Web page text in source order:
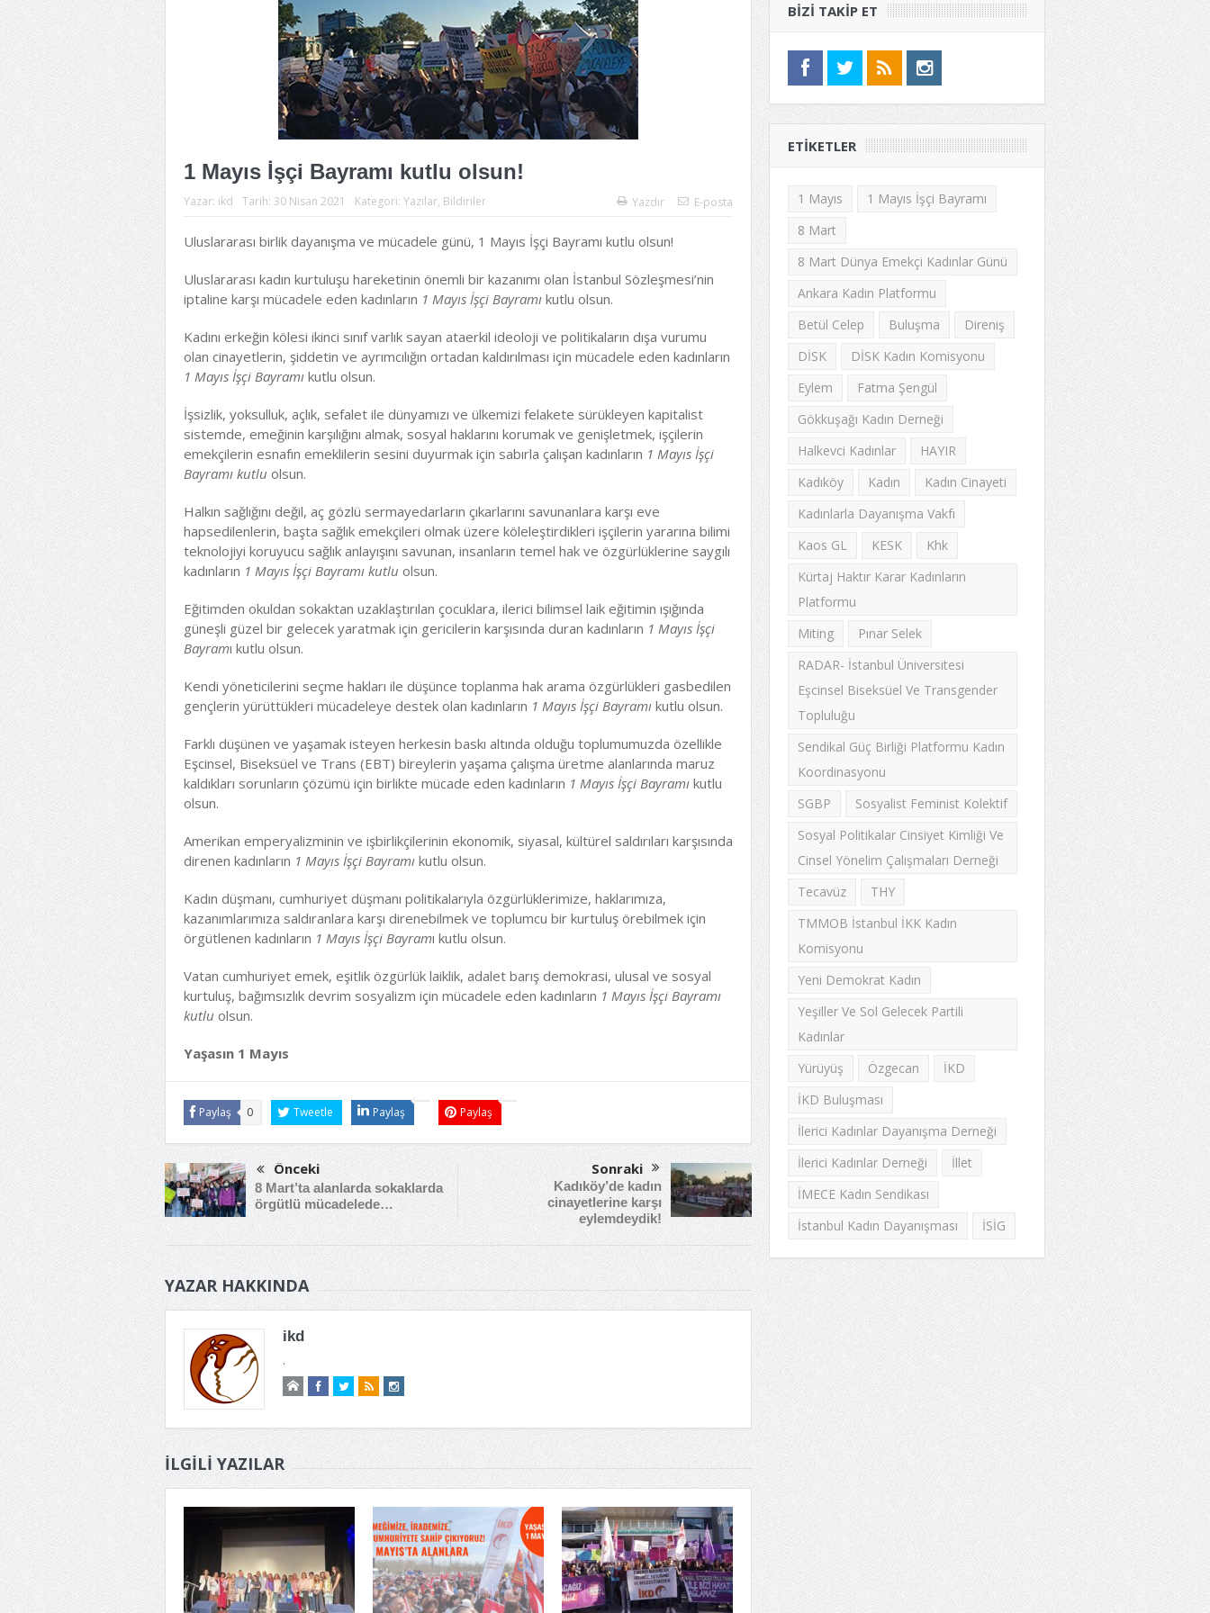
1 Mayıs İşçi Bayramı kutlu olsun!
Yazar: ikd Tarih: 30 Nisan 2021 Kategori: Yazılar, Bildiriler Yazdır E-posta
Uluslararası birlik dayanışma ve mücadele günü, 1 Mayıs İşçi Bayramı kutlu olsun!
Uluslararası kadın kurtuluşu hareketinin önemli bir kazanımı olan İstanbul Sözleşmesi’nin
iptaline karşı mücadele eden kadınların 1 Mayıs İşçi Bayramı kutlu olsun.
Kadını erkeğin kölesi ikinci sınıf varlık sayan ataerkil ideoloji ve politikaların dışa vurumu
olan cinayetlerin, şiddetin ve ayrımcılığın ortadan kaldırılması için mücadele eden kadınların
1 Mayıs İşçi Bayramı kutlu olsun.
İşsizlik, yoksulluk, açlık, sefalet ile dünyamızı ve ülkemizi felakete sürükleyen kapitalist
sistemde, emeğinin karşılığını almak, sosyal haklarını korumak ve genişletmek, işçilerin
emekçilerin esnafın emeklilerin sesini duyurmak için sabırla çalışan kadınların 1 Mayıs İşçi
Bayramı kutlu olsun.
Halkın sağlığını değil, aç gözlü sermayedarların çıkarlarını savunanlara karşı eve
hapsedilenlerin, başta sağlık emekçileri olmak üzere köleleştirdikleri işçilerin yararına bilimi
teknolojiyi koruyucu sağlık anlayışını savunan, insanların temel hak ve özgürlüklerine saygılı
kadınların 1 Mayıs İşçi Bayramı kutlu olsun.
Eğitimden okuldan sokaktan uzaklaştırılan çocuklara, ilerici bilimsel laik eğitimin ışığında
güneşli güzel bir gelecek yaratmak için gericilerin karşısında duran kadınların 1 Mayıs İşçi
Bayramı kutlu olsun.
Kendi yöneticilerini seçme hakları ile düşünce toplanma hak arama özgürlükleri gasbedilen
gençlerin yürüttükleri mücadeleye destek olan kadınların 1 Mayıs İşçi Bayramı kutlu olsun.
Farklı düşünen ve yaşamak isteyen herkesin baskı altında olduğu toplumumuzda özellikle
Eşcinsel, Biseksüel ve Trans (EBT) bireylerin yaşama çalışma üretme alanlarında maruz
kaldıkları sorunların çözümü için birlikte mücade eden kadınların 1 Mayıs İşçi Bayramı kutlu
olsun.
Amerikan emperyalizminin ve işbirlikçilerinin ekonomik, siyasal, kültürel saldırıları karşısında
direnen kadınların 1 Mayıs İşçi Bayramı kutlu olsun.
Kadın düşmanı, cumhuriyet düşmanı politikalarıyla özgürlüklerimize, haklarımıza,
kazanımlarımıza saldıranlara karşı direnebilmek ve toplumcu bir kurtuluş örebilmek için
örgütlenen kadınların 1 Mayıs İşçi Bayramı kutlu olsun.
Vatan cumhuriyet emek, eşitlik özgürlük laiklik, adalet barış demokrasi, ulusal ve sosyal
kurtuluş, bağımsızlık devrim sosyalizm için mücadele eden kadınların 1 Mayıs İşçi Bayramı
kutlu olsun.
Yaşasın 1 Mayıs
Paylaş 0 Tweetle Paylaş Paylaş
Önceki
8 Mart’ta alanlarda sokaklarda
örgütlü mücadelede…
Sonraki
Kadıköy’de kadın
cinayetlerine karşı
eylemdeydik!
YAZAR HAKKINDA
ikd
.
İLGILI YAZILAR
BIZI TAKIP ET
ETIKETLER
1 Mayıs
1 Mayıs İşçi Bayramı
8 Mart
8 Mart Dünya Emekçi Kadınlar Günü
Ankara Kadın Platformu
Betül Celep
Buluşma
Direniş
DİSK
DİSK Kadın Komisyonu
Eylem
Fatma Şengül
Gökkuşağı Kadın Derneği
Halkevci Kadınlar
HAYIR
Kadıköy
Kadın
Kadın Cinayeti
Kadınlarla Dayanışma Vakfı
Kaos GL
KESK
Khk
Kürtaj Haktır Karar Kadınların
Platformu
Miting
Pınar Selek
RADAR- İstanbul Üniversitesi
Eşcinsel Biseksüel Ve Transgender
Topluluğu
Sendikal Güç Birliği Platformu Kadın
Koordinasyonu
SGBP
Sosyalist Feminist Kolektif
Sosyal Politikalar Cinsiyet Kimliği Ve
Cinsel Yönelim Çalışmaları Derneği
Tecavüz
THY
TMMOB İstanbul İKK Kadın
Komisyonu
Yeni Demokrat Kadın
Yeşiller Ve Sol Gelecek Partili
Kadınlar
Yürüyüş
Özgecan
İKD
İKD Buluşması
İlerici Kadınlar Dayanışma Derneği
İlerici Kadınlar Derneği
İllet
İMECE Kadın Sendikası
İstanbul Kadın Dayanışması
İSİG